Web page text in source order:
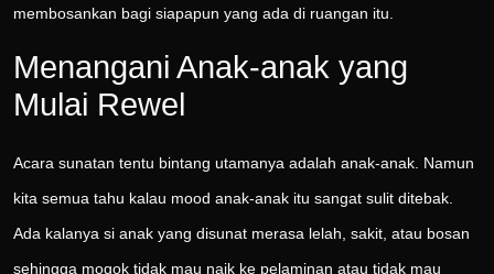
membosankan bagi siapapun yang ada di ruangan itu.
Menangani Anak-anak yang
Mulai Rewel
Acara sunatan tentu bintang utamanya adalah anak-anak. Namun
kita semua tahu kalau mood anak-anak itu sangat sulit ditebak.
Ada kalanya si anak yang disunat merasa lelah, sakit, atau bosan
sehingga mogok tidak mau naik ke pelaminan atau tidak mau